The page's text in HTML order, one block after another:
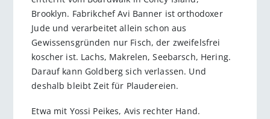
Brooklyn. Fabrikchef Avi Banner ist orthodoxer
Jude und verarbeitet allein schon aus
Gewissensgründen nur Fisch, der zweifelsfrei
koscher ist. Lachs, Makrelen, Seebarsch, Hering.
Darauf kann Goldberg sich verlassen. Und
deshalb bleibt Zeit für Plaudereien.
Etwa mit Yossi Peikes, Avis rechter Hand.